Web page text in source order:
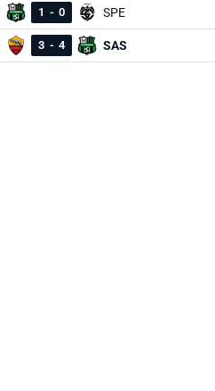
1 - 0 SPE
3 - 4 SAS